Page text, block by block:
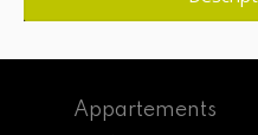
Appartements